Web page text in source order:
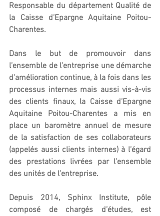
Responsable du département Qualité de
la Caisse d’Epargne Aquitaine Poitou-
Charentes.
Dans le but de promouvoir dans
l’ensemble de l’entreprise une démarche
d’amélioration continue, à la fois dans les
processus internes mais aussi vis-à-vis
des clients finaux, la Caisse d’Epargne
Aquitaine Poitou-Charentes a mis en
place un baromètre annuel de mesure
de la satisfaction de ses collaborateurs
(appelés aussi clients internes) à l’égard
des prestations livrées par l’ensemble
des unités de l’entreprise.
Depuis 2014, Sphinx Institute, pôle
composé de chargés d’études, est